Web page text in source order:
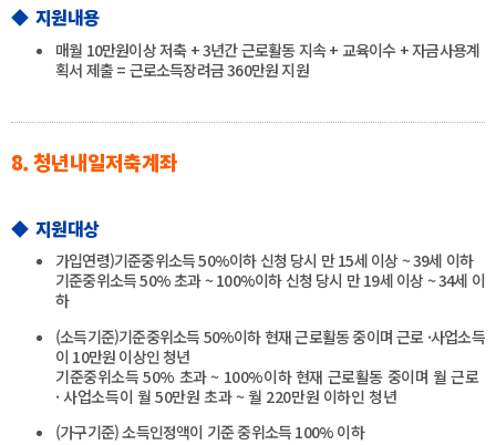
◆ 지원내용
매월 10만원이상 저축 + 3년간 근로활동 지속 + 교육이수 + 자금사용계
획서 제출 = 근로소득장려금 360만원 지원
8. 청년내일저축계좌
◆ 지원대상
가입연령)기준중위소득 50%이하 신청 당시 만 15세 이상 ~ 39세 이하
기준중위소득 50% 초과 ~ 100%이하 신청 당시 만 19세 이상 ~ 34세 이
하
(소득기준)기준중위소득 50%이하 현재 근로활동 중이며 근로 ·사업소득
이 10만원 이상인 청년
기준중위소득 50% 초과 ~ 100%이하 현재 근로활동 중이며 월 근로
· 사업소득이 월 50만원 초과 ~ 월 220만원 이하인 청년
(가구기준) 소득인정액이 기준 중위소득 100% 이하